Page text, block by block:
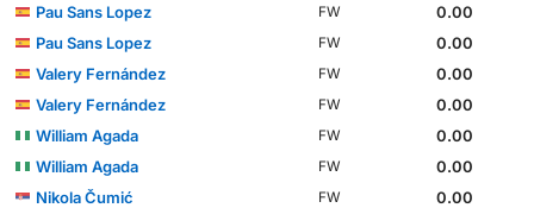
Pau Sans Lopez
FW
0.00
Pau Sans Lopez
FW
0.00
Valery Fernández
FW
0.00
Valery Fernández
FW
0.00
William Agada
FW
0.00
William Agada
FW
0.00
Nikola Čumić
FW
0.00